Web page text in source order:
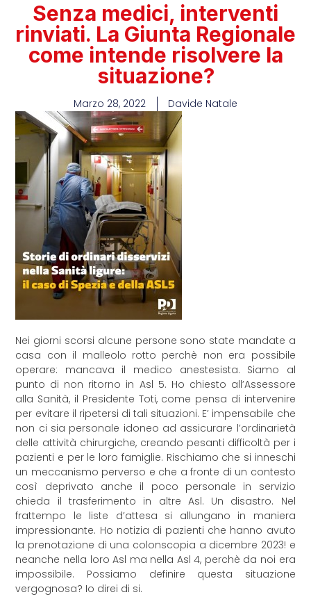
Senza medici, interventi
rinviati. La Giunta Regionale
come intende risolvere la
situazione?
Marzo 28, 2022 Davide Natale
Nei giorni scorsi alcune persone sono state mandate a
casa con il malleolo rotto perchè non era possibile
operare: mancava il medico anestesista. Siamo al
punto di non ritorno in Asl 5. Ho chiesto all’Assessore
alla Sanità, il Presidente Toti, come pensa di intervenire
per evitare il ripetersi di tali situazioni. E’ impensabile che
non ci sia personale idoneo ad assicurare l’ordinarietà
delle attività chirurgiche, creando pesanti difficoltà per i
pazienti e per le loro famiglie. Rischiamo che si inneschi
un meccanismo perverso e che a fronte di un contesto
così deprivato anche il poco personale in servizio
chieda il trasferimento in altre Asl. Un disastro. Nel
frattempo le liste d’attesa si allungano in maniera
impressionante. Ho notizia di pazienti che hanno avuto
la prenotazione di una colonscopia a dicembre 2023! e
neanche nella loro Asl ma nella Asl 4, perchè da noi era
impossibile. Possiamo definire questa situazione
vergognosa? Io direi di si.